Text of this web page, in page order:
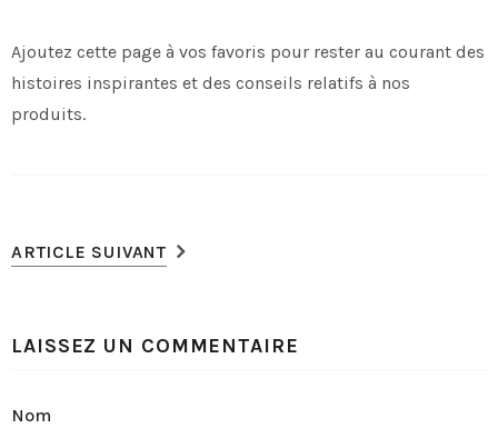
Ajoutez cette page à vos favoris pour rester au courant des
histoires inspirantes et des conseils relatifs à nos
produits.
ARTICLE SUIVANT
LAISSEZ UN COMMENTAIRE
Nom